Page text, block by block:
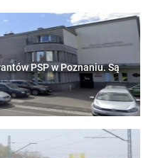
PSP w Poznaniu. Są